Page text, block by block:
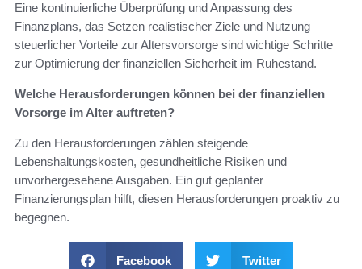
Eine kontinuierliche Überprüfung und Anpassung des
Finanzplans, das Setzen realistischer Ziele und Nutzung
steuerlicher Vorteile zur Altersvorsorge sind wichtige Schritte
zur Optimierung der finanziellen Sicherheit im Ruhestand.
Welche Herausforderungen können bei der finanziellen
Vorsorge im Alter auftreten?
Zu den Herausforderungen zählen steigende
Lebenshaltungskosten, gesundheitliche Risiken und
unvorhergesehene Ausgaben. Ein gut geplanter
Finanzierungsplan hilft, diesen Herausforderungen proaktiv zu
begegnen.
Facebook Twitter